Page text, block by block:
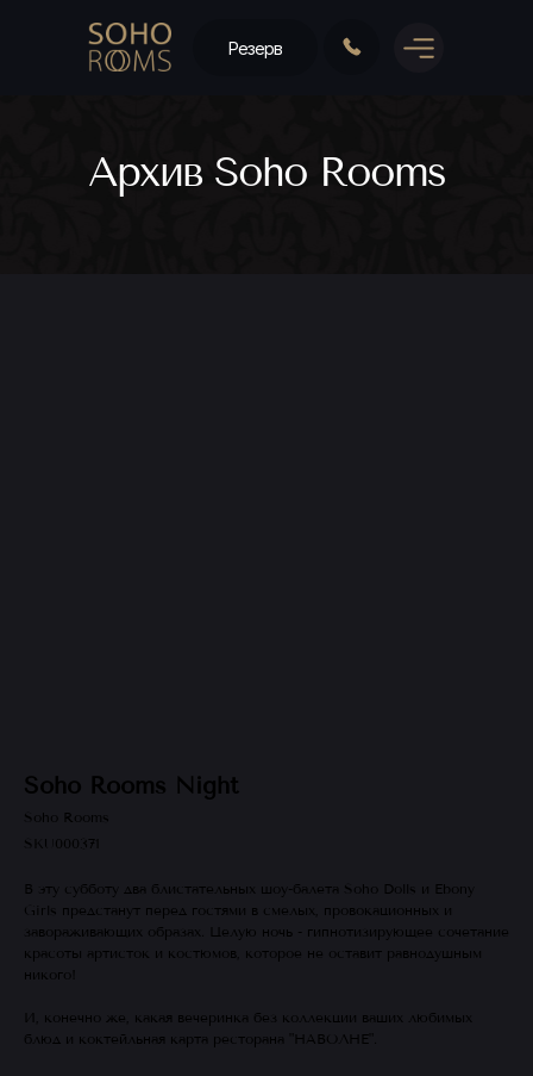
Резерв
Архив Soho Rooms
Soho Rooms Night
Soho Rooms
SKU000371
В эту субботу два блистательных шоу-балета Soho Dolls и Ebony
Girls предстанут перед гостями в смелых, провокационных и
завораживающих образах. Целую ночь - гипнотизирующее сочетание
красоты артисток и костюмов, которое не оставит равнодушным
никого!
И, конечно же, какая вечеринка без коллекции ваших любимых
блюд и коктейльная карта ресторана "НАВОЛНЕ".